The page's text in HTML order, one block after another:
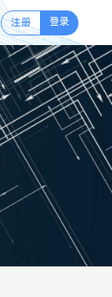
注册 登录